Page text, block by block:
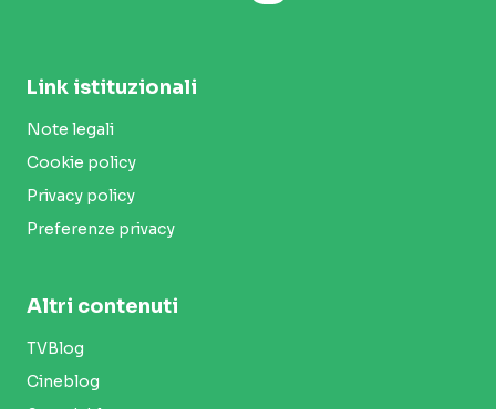
Link istituzionali
Note legali
Cookie policy
Privacy policy
Preferenze privacy
Altri contenuti
TVBlog
Cineblog